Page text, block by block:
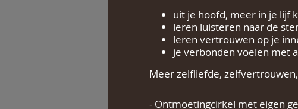
uit je hoofd, meer in je lijf
leren luisteren naar de
leren vertrouwen op je
je verbonden voelen met
Meer zelfliefde,
- Ontmoetingcirkel met eigen